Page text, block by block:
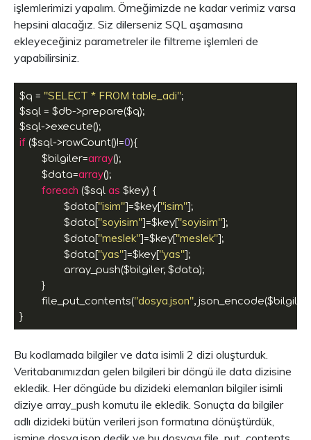
işlemlerimizi yapalım. Örneğimizde ne kadar verimiz varsa
hepsini alacağız. Siz dilerseniz SQL aşamasına
ekleyeceğiniz parametreler ile filtreme işlemleri de
yapabilirsiniz.
$q = "SELECT * FROM table_adi";
$sql = $db->prepare($q);
$sql->execute();
if ($sql->rowCount()!=0){
	$bilgiler=
array();
	$data=
array();
foreach ($sql as $key) {
		$data[
"isim"]=$key["isim"];
		$data[
"soyisim"]=$key["soyisim"];
		$data[
"meslek"]=$key["meslek"];
		$data[
"yas"]=$key["yas"];
	file_put_contents(
"dosya.json",
Bu kodlamada bilgiler ve data isimli 2 dizi oluşturduk.
Veritabanımızdan gelen bilgileri bir döngü ile data dizisine
ekledik. Her döngüde bu dizideki elemanları bilgiler isimli
diziye array_push komutu ile ekledik. Sonuçta da bilgiler
adlı dizideki bütün verileri json formatına dönüştürdük,